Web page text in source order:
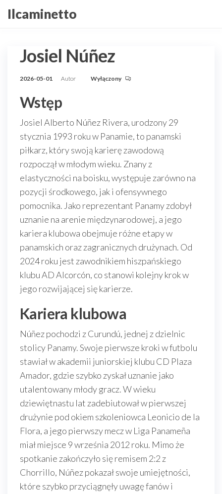
Przejdź
doIlcaminetto
Josiel Núñez
2026-05-01 Autor Wyłączony
Wstęp
Josiel Alberto Núñez Rivera, urodzony 29
stycznia 1993 roku w Panamie, to panamski
piłkarz, który swoją karierę zawodową
rozpoczął w młodym wieku. Znany z
elastyczności na boisku, występuje zarówno na
pozycji środkowego, jak i ofensywnego
pomocnika. Jako reprezentant Panamy zdobył
uznanie na arenie międzynarodowej, a jego
kariera klubowa obejmuje różne etapy w
panamskich oraz zagranicznych drużynach. Od
2024 roku jest zawodnikiem hiszpańskiego
klubu AD Alcorcón, co stanowi kolejny krok w
jego rozwijającej się karierze.
Kariera klubowa
Núñez pochodzi z Curundú, jednej z dzielnic
stolicy Panamy. Swoje pierwsze kroki w futbolu
stawiał w akademii juniorskiej klubu CD Plaza
Amador, gdzie szybko zyskał uznanie jako
utalentowany młody gracz. W wieku
dziewiętnastu lat zadebiutował w pierwszej
drużynie pod okiem szkoleniowca Leonicio de la
Flora, a jego pierwszy mecz w Liga Panameña
miał miejsce 9 września 2012 roku. Mimo że
spotkanie zakończyło się remisem 2:2 z
Chorrillo, Núñez pokazał swoje umiejętności,
które szybko przyciągnęły uwagę fanów i